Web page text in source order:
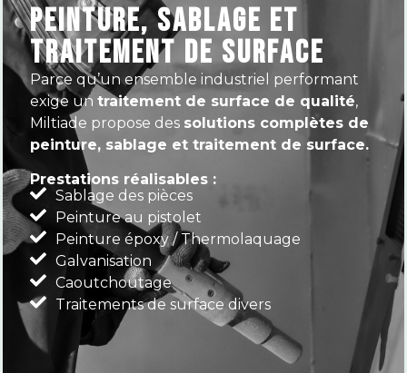
PEINTURE, SABLAGE ET
TRAITEMENT DE SURFACE
Parce qu’un ensemble industriel performant
exige un traitement de surface de qualité,
Miltiade propose des solutions complètes de
peinture, sablage et traitement de surface.
Prestations réalisables :
Sablage des pièces
Peinture au pistolet
Peinture époxy / Thermolaquage
Galvanisation
Caoutchoutage
Traitements de surface divers